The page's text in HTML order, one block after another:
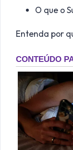
O que o
Entenda por